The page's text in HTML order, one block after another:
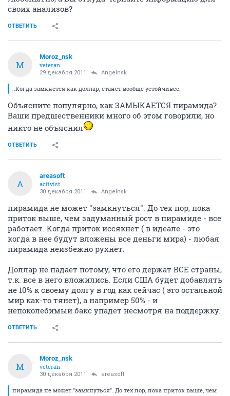
своих анализов?
ОТВЕТИТЬ
M
Moroz_nsk
veteran
29 декабря 2011 Angelnsk
..Когда замкнётся как доллар, станет вообще устойчивее.
Объясните популярно, как ЗАМЫКАЕТСЯ пирамида?
Ваши предшественники много об этом говорили, но
никто не объяснил
ОТВЕТИТЬ
A
areasoft
activist
30 декабря 2011 Angelnsk
пирамида не может "замкнуться". До тех пор, пока
приток выше, чем задуманный рост в пирамиде - все
работает. Когда приток иссякнет ( в идеале - это
когда в нее будут вложены все деньги мира) - любая
пирамида неизбежно рухнет.
Доллар не падает потому, что его держат ВСЕ страны,
т.к. все в него вложились. Если США будет добавлять
не 10% к своему долгу в год как сейчас ( это остальной
мир как-то тянет), а например 50% - и
непоколебимый бакс упадет несмотря на поддержку.
ОТВЕТИТЬ
M
Moroz_nsk
veteran
30 декабря 2011 areasoft
пирамида не может "замкнуться". До тех пор, пока приток выше, чем